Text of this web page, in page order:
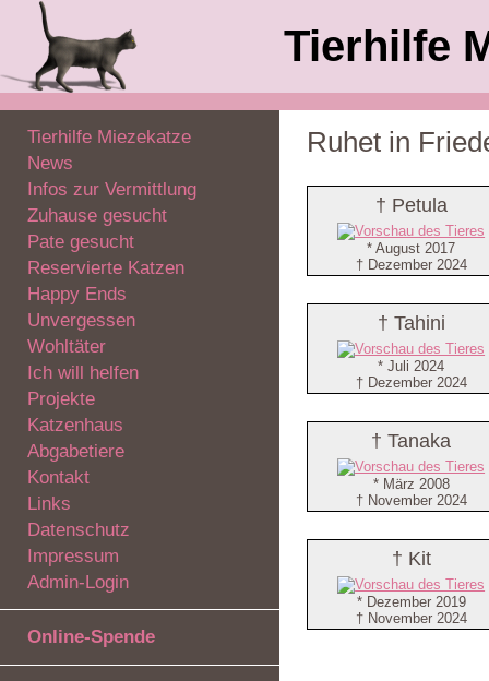
Tierhilfe
Tierhilfe Miezekatze
News
Infos zur Vermittlung
Zuhause gesucht
Pate gesucht
Reservierte Katzen
Happy Ends
Unvergessen
Wohltäter
Ich will helfen
Projekte
Katzenhaus
Abgabetiere
Kontakt
Links
Datenschutz
Impressum
Admin-Login
Online-Spende
Ruhet in
† Petula
* August 2017
† Dezember 2024
† Tahini
* Juli 2024
† Dezember 2024
† Tanaka
* März 2008
† November 2024
† Kit
* Dezember 2019
† November 2024